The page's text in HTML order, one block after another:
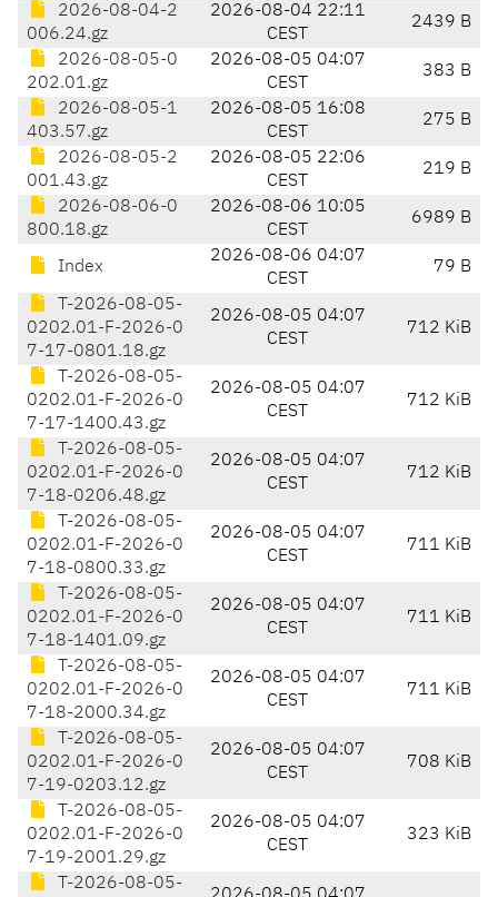
2026-08-04-2
006.24.gz
2026-08-04 22:11
CEST
2439 B
2026-08-05-0
202.01.gz
2026-08-05 04:07
CEST
383 B
2026-08-05-1
403.57.gz
2026-08-05 16:08
CEST
275 B
2026-08-05-2
001.43.gz
2026-08-05 22:06
CEST
219 B
2026-08-06-0
800.18.gz
2026-08-06 10:05
CEST
6989 B
Index
2026-08-06 04:07
CEST
79 B
T-2026-08-05-
0202.01-F-2026-0
7-17-0801.18.gz
2026-08-05 04:07
CEST
712 KiB
T-2026-08-05-
0202.01-F-2026-0
7-17-1400.43.gz
2026-08-05 04:07
CEST
712 KiB
T-2026-08-05-
0202.01-F-2026-0
7-18-0206.48.gz
2026-08-05 04:07
CEST
712 KiB
T-2026-08-05-
0202.01-F-2026-0
7-18-0800.33.gz
2026-08-05 04:07
CEST
711 KiB
T-2026-08-05-
0202.01-F-2026-0
7-18-1401.09.gz
2026-08-05 04:07
CEST
711 KiB
T-2026-08-05-
0202.01-F-2026-0
7-18-2000.34.gz
2026-08-05 04:07
CEST
711 KiB
T-2026-08-05-
0202.01-F-2026-0
7-19-0203.12.gz
2026-08-05 04:07
CEST
708 KiB
T-2026-08-05-
0202.01-F-2026-0
7-19-2001.29.gz
2026-08-05 04:07
CEST
323 KiB
T-2026-08-05-